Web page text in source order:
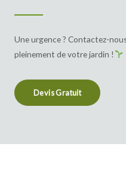
Une urgence ? Contactez-
pleinement de votre jardin !
Devis Gratuit